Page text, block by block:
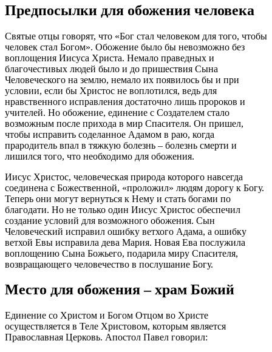
Предпосылки для обожения человека
Святые отцы говорят, что «Бог стал человеком для того, чтобы
человек стал Богом». Обожение было бы невозможно без
воплощения Иисуса Христа. Немало праведных и
благочестивых людей было и до пришествия Сына
Человеческого на землю, немало их появилось бы и при
условии, если бы Христос не воплотился, ведь для
нравственного исправления достаточно лишь пророков и
учителей. Но обожение, единение с Создателем стало
возможным после прихода в мир Спасителя. Он пришел,
чтобы исправить соделанное Адамом в раю, когда
прародитель впал в тяжкую болезнь – болезнь смерти и
лишился того, что необходимо для обожения.
Иисус Христос, человеческая природа которого навсегда
соединена с Божественной, «проложил» людям дорогу к Богу.
Теперь они могут вернуться к Нему и стать богами по
благодати. Но не только один Иисус Христос обеспечил
создание условий для возможного обожения. Сын
Человеческий исправил ошибку ветхого Адама, а ошибку
ветхой Евы исправила дева Мария. Новая Ева послужила
воплощению Сына Божьего, подарила миру Спасителя,
возвращающего человечество в послушание Богу.
Место для обожения – храм Божий
Единение со Христом и Богом Отцом во Христе
осуществляется в Теле Христовом, которым является
Православная Церковь. Апостол Павел говорил: